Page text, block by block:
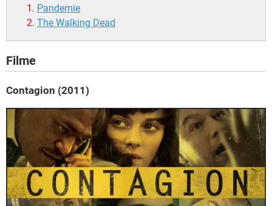
Pandemie
The Walking Dead
Filme
Contagion (2011)